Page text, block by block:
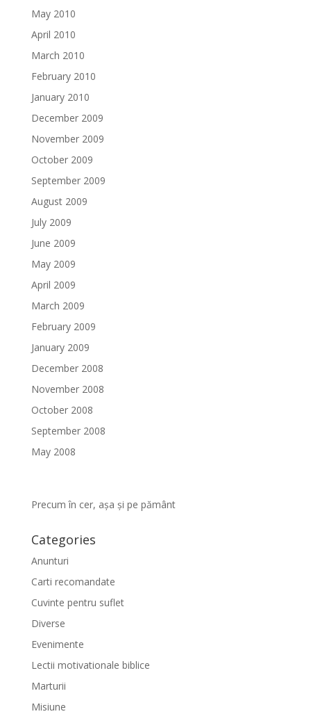
May 2010
April 2010
March 2010
February 2010
January 2010
December 2009
November 2009
October 2009
September 2009
August 2009
July 2009
June 2009
May 2009
April 2009
March 2009
February 2009
January 2009
December 2008
November 2008
October 2008
September 2008
May 2008
Precum în cer, așa și pe pământ
Categories
Anunturi
Carti recomandate
Cuvinte pentru suflet
Diverse
Evenimente
Lectii motivationale biblice
Marturii
Misiune